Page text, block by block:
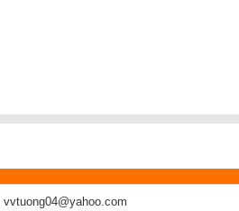
vvtuong04@yahoo.com